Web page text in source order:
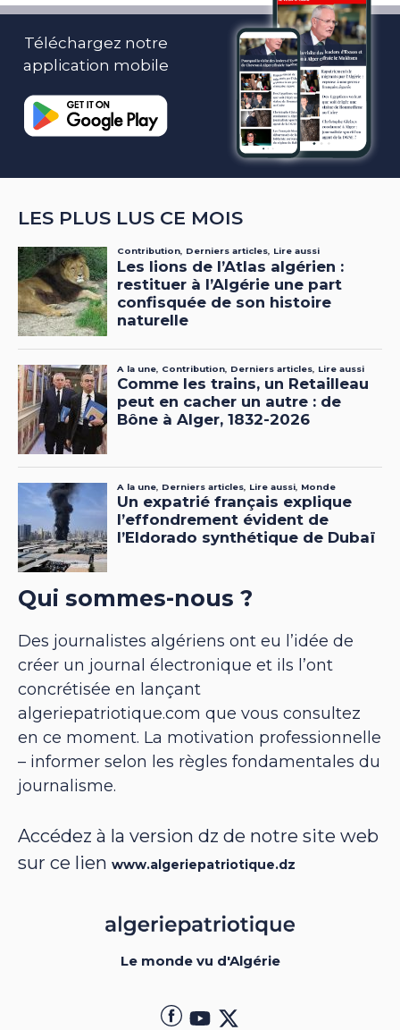
Téléchargez notre
application mobile
LES PLUS LUS CE MOIS
Qui sommes-nous ?
Des journalistes algériens ont eu l’idée de
créer un journal électronique et ils l’ont
concrétisée en lançant
algeriepatriotique.com que vous consultez
en ce moment. La motivation professionnelle
– informer selon les règles fondamentales du
journalisme.
Accédez à la version dz de notre site web
sur ce lien www.algeriepatriotique.dz
Le monde vu d'Algérie